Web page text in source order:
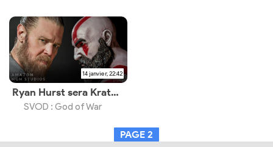
14 janvier, 22:42
Ryan Hurst sera Kratos dans la série Prime Video
SVOD : God of War
PAGE 2